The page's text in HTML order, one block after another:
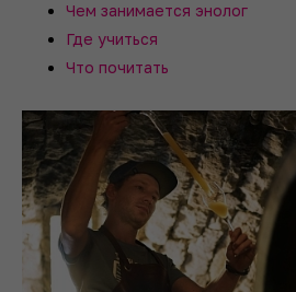
Чем занимается энолог
Где учиться
Что почитать